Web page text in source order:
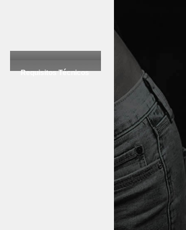
Requisitos Técnicos